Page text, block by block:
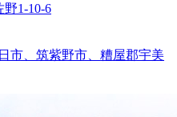
野1-10-6
市、筑紫野市、糟屋郡宇美